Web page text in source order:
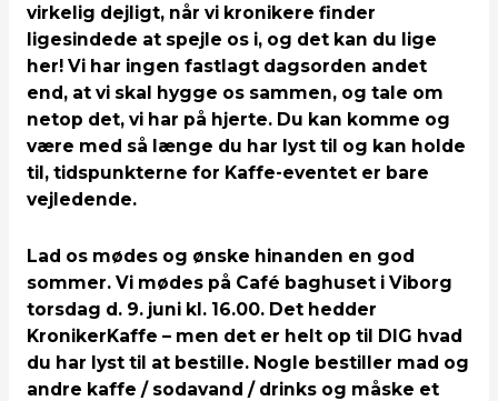
virkelig dejligt, når vi kronikere finder
ligesindede at spejle os i, og det kan du lige
her! Vi har ingen fastlagt dagsorden andet
end, at vi skal hygge os sammen, og tale om
netop det, vi har på hjerte. Du kan komme og
være med så længe du har lyst til og kan holde
til, tidspunkterne for Kaffe-eventet er bare
vejledende.
Lad os mødes og ønske hinanden en god
sommer. Vi mødes på Café baghuset i Viborg
torsdag d. 9. juni kl. 16.00. Det hedder
KronikerKaffe – men det er helt op til DIG hvad
du har lyst til at bestille. Nogle bestiller mad og
andre kaffe / sodavand / drinks og måske et